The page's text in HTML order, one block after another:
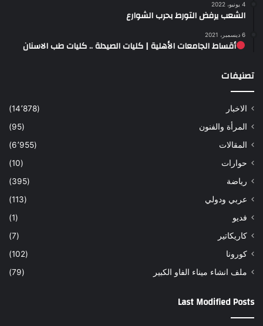
4 يونيو، 2022
الشعب يرفض التورط بحرب الشوارع
6 ديسمبر، 2021
أقساط الجامعات الأهلية | كليات الصيدلة .. كليات طب الاسنان
تصنيفات
الاخبار
(14٬878)
المرأة والفنون
(95)
المقالات
(6٬955)
حوارات
(10)
رياضة
(395)
عربي ودولي
(113)
فديو
(1)
كاريكاتير
(7)
كورونا
(102)
ملف انشاء ميناء الفاو الكبير
(79)
Last Modified Posts